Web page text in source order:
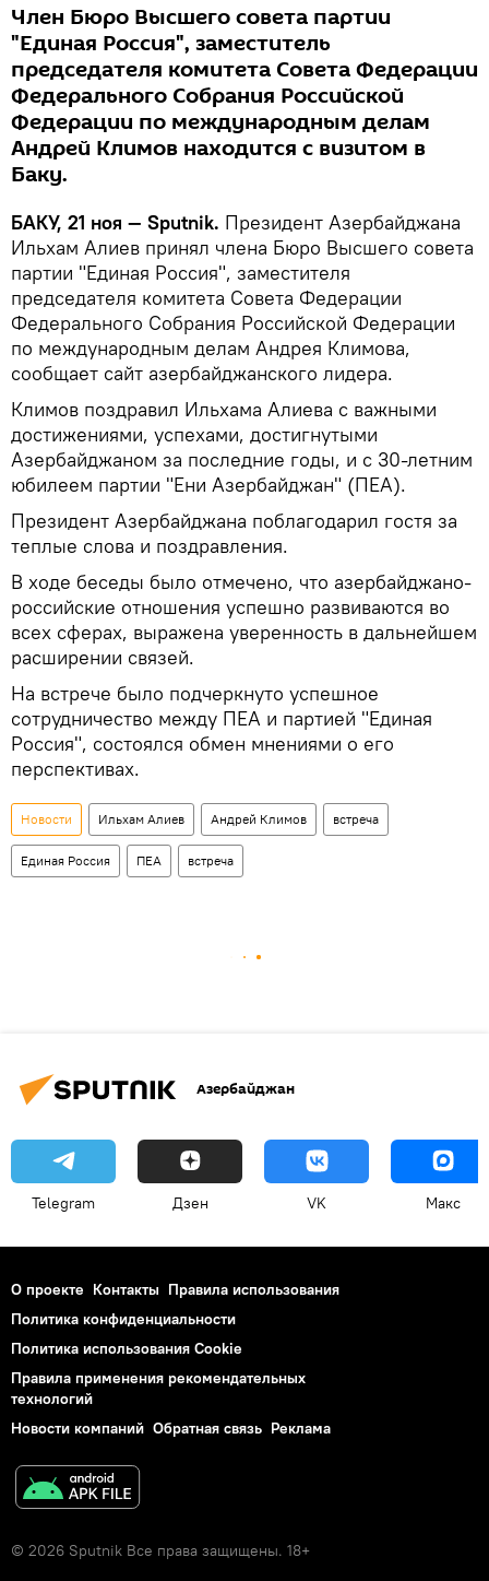
Член Бюро Высшего совета партии
"Единая Россия", заместитель
председателя комитета Совета Федерации
Федерального Собрания Российской
Федерации по международным делам
Андрей Климов находится с визитом в
Баку.
БАКУ, 21 ноя — Sputnik. Президент Азербайджана
Ильхам Алиев принял члена Бюро Высшего совета
партии "Единая Россия", заместителя
председателя комитета Совета Федерации
Федерального Собрания Российской Федерации
по международным делам Андрея Климова,
сообщает сайт азербайджанского лидера.
Климов поздравил Ильхама Алиева с важными
достижениями, успехами, достигнутыми
Азербайджаном за последние годы, и с 30-летним
юбилеем партии "Ени Азербайджан" (ПЕА).
Президент Азербайджана поблагодарил гостя за
теплые слова и поздравления.
В ходе беседы было отмечено, что азербайджано-
российские отношения успешно развиваются во
всех сферах, выражена уверенность в дальнейшем
расширении связей.
На встрече было подчеркнуто успешное
сотрудничество между ПЕА и партией "Единая
Россия", состоялся обмен мнениями о его
перспективах.
Новости Ильхам Алиев Андрей Климов встреча
Единая Россия ПЕА встреча
Азербайджан
Telegram Дзен VK Макс
О проекте Контакты Правила использования
Политика конфиденциальности
Политика использования Cookie
Правила применения рекомендательных
технологий
Новости компаний Обратная связь Реклама
© 2026 Sputnik Все права защищены. 18+